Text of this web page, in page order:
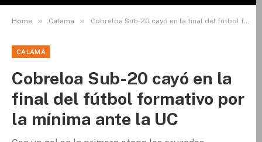
Home » Calama » Cobreloa Sub-20 cayó en la final del fútbol formativo por la mínima ante la UC
CALAMA
Cobreloa Sub-20 cayó en la
final del fútbol formativo por
la mínima ante la UC